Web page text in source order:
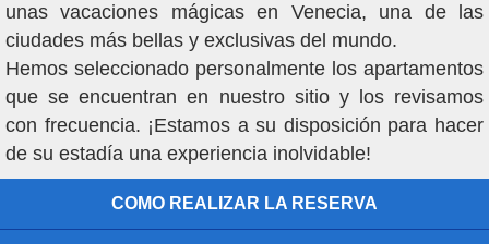
unas vacaciones mágicas en Venecia, una de las
ciudades más bellas y exclusivas del mundo.
Hemos seleccionado personalmente los apartamentos
que se encuentran en nuestro sitio y los revisamos
con frecuencia. ¡Estamos a su disposición para hacer
de su estadía una experiencia inolvidable!
COMO REALIZAR LA RESERVA